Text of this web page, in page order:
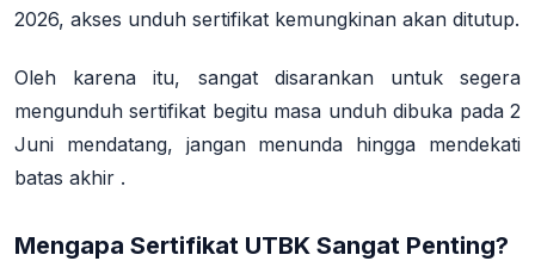
2026, akses unduh sertifikat kemungkinan akan ditutup.
Oleh karena itu, sangat disarankan untuk segera
mengunduh sertifikat begitu masa unduh dibuka pada 2
Juni mendatang, jangan menunda hingga mendekati
batas akhir .
Mengapa Sertifikat UTBK Sangat Penting?